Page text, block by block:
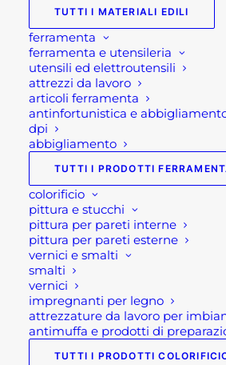
TUTTI I MATERIALI EDILI
ferramenta
ferramenta e utensileria
utensili ed elettroutensili
attrezzi da lavoro
articoli ferramenta
antinfortunistica e
dpi
abbigliamento
TUTTI I PRODOTTI
colorificio
pittura e stucchi
pittura per pareti interne
pittura per pareti esterne
vernici e smalti
smalti
vernici
impregnanti per legno
attrezzature da lavoro per
antimuffa e prodotti di
TUTTI I PRODOTTI
Categorie
ARREDAMENTO
MOBILI E
GIARDINO
GIARDINAGGIO
Tag
arredo giardino
Bergamo,
consolle esterno
consolle per
giardinaggio
Bergamo
esterno bianco
esterno bianco